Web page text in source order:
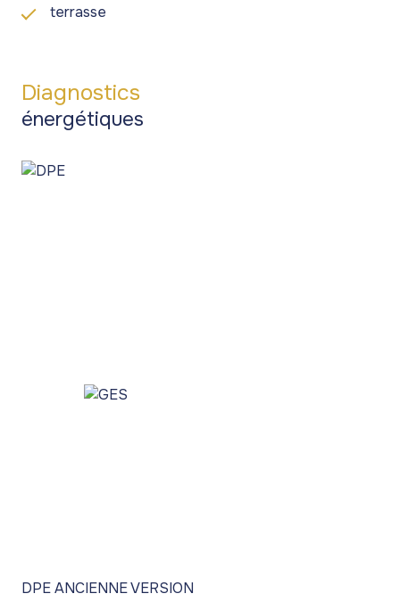
terrasse
Diagnostics
énergétiques
DPE ANCIENNE VERSION